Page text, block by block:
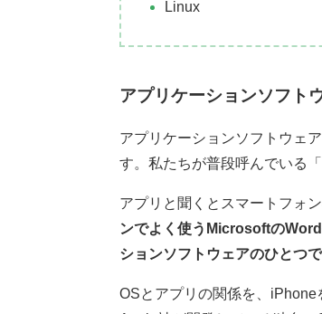
Linux
アプリケーションソフト
アプリケーションソフトウェ
す。私たちが普段呼んでいる
アプリと聞くとスマートフォ
ンでよく使うMicrosoftの
ションソフトウェアのひとつ
OSとアプリの関係を、iPhone